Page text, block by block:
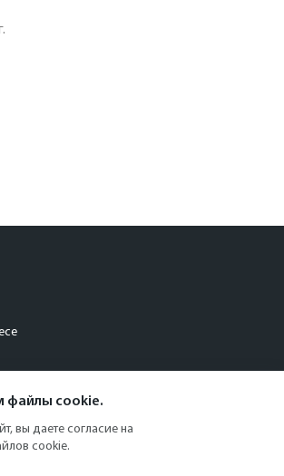
70
файлы cookie.
вы даете согласие на
cookie.